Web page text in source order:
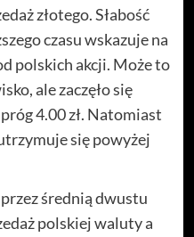
złotego. Słabość
czasu wskazuje na
polskich akcji. Może to
ale zaczęło się
4.00 zł. Natomiast
się powyżej
średnią dwustu
polskiej waluty a